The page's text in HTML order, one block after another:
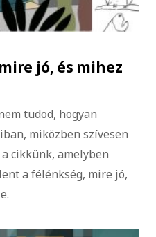
jó, és mihez
tudod, hogyan
miközben szívesen
cikkünk, amelyben
a félénkség, mire jó,